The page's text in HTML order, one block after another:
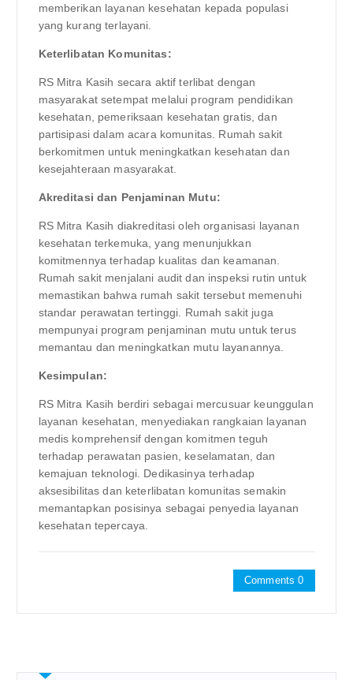
memberikan layanan kesehatan kepada populasi
yang kurang terlayani.
Keterlibatan Komunitas:
RS Mitra Kasih secara aktif terlibat dengan
masyarakat setempat melalui program pendidikan
kesehatan, pemeriksaan kesehatan gratis, dan
partisipasi dalam acara komunitas. Rumah sakit
berkomitmen untuk meningkatkan kesehatan dan
kesejahteraan masyarakat.
Akreditasi dan Penjaminan Mutu:
RS Mitra Kasih diakreditasi oleh organisasi layanan
kesehatan terkemuka, yang menunjukkan
komitmennya terhadap kualitas dan keamanan.
Rumah sakit menjalani audit dan inspeksi rutin untuk
memastikan bahwa rumah sakit tersebut memenuhi
standar perawatan tertinggi. Rumah sakit juga
mempunyai program penjaminan mutu untuk terus
memantau dan meningkatkan mutu layanannya.
Kesimpulan:
RS Mitra Kasih berdiri sebagai mercusuar keunggulan
layanan kesehatan, menyediakan rangkaian layanan
medis komprehensif dengan komitmen teguh
terhadap perawatan pasien, keselamatan, dan
kemajuan teknologi. Dedikasinya terhadap
aksesibilitas dan keterlibatan komunitas semakin
memantapkan posisinya sebagai penyedia layanan
kesehatan tepercaya.
Comments 0